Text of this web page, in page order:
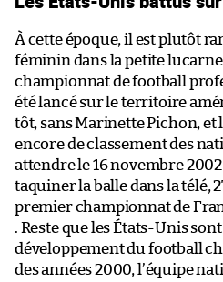
À cette époque, il est plutôt
féminin dans la petite
championnat de football
été lancé sur le territoire
tôt, sans Marinette Pichon, et
encore de classement des
attendre le 16 novembre
taquiner la balle dans la télé,
premier championnat de
. Reste que les États-Unis
développement du football
des années 2000, l’équipe